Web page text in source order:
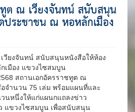
ทูต ณ เวียงจันทน์ สนับสนุน
ประชาชน ณ หอหลักเมือง
วียงจันทน์ สนับสนุนหนังสือให้ห้อง
มือง แขวงไซสมบูน
สถานเอกอัครราชทูต ณ
จำนวน 75 เล่ม พร้อมแผนที่และ
วนหนึ่งให้แก่แผนกแถลงข่าว
แขวงไซสมบูน เพื่อสนับสนุน